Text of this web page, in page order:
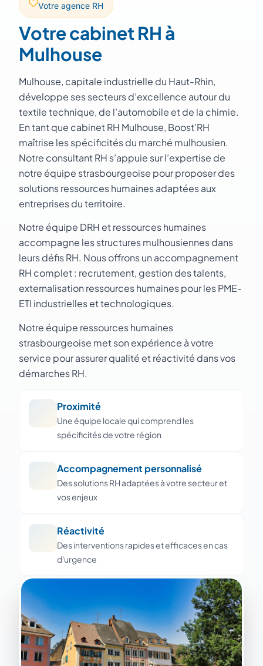
Votre agence RH
Votre cabinet RH à
Mulhouse
Mulhouse, capitale industrielle du Haut-Rhin,
développe ses secteurs d’excellence autour du
textile technique, de l’automobile et de la chimie.
En tant que cabinet RH Mulhouse, Boost’RH
maîtrise les spécificités du marché mulhousien.
Notre consultant RH s’appuie sur l’expertise de
notre équipe strasbourgeoise pour proposer des
solutions ressources humaines adaptées aux
entreprises du territoire.
Notre équipe DRH et ressources humaines
accompagne les structures mulhousiennes dans
leurs défis RH. Nous offrons un accompagnement
RH complet : recrutement, gestion des talents,
externalisation ressources humaines pour les PME-
ETI industrielles et technologiques.
Notre équipe ressources humaines
strasbourgeoise met son expérience à votre
service pour assurer qualité et réactivité dans vos
démarches RH.
Proximité
Une équipe locale qui comprend les
spécificités de votre région
Accompagnement personnalisé
Des solutions RH adaptées à votre secteur et
vos enjeux
Réactivité
Des interventions rapides et efficaces en cas
d'urgence